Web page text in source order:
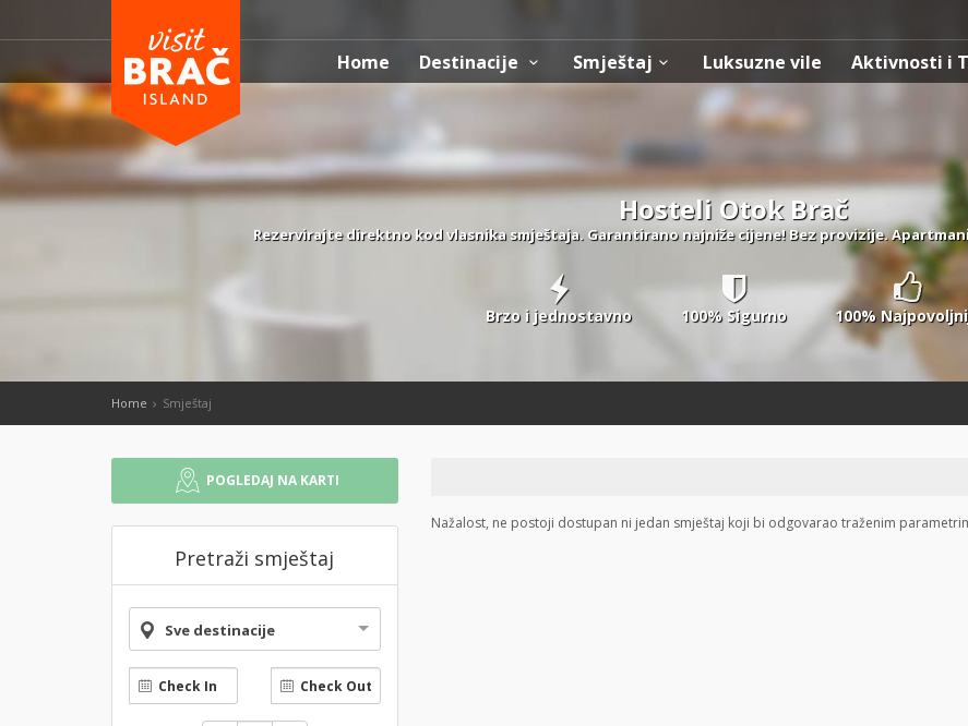
Home Destinacije Smještaj Luksuzne vile Aktivnosti i
Hosteli Otok Brač
Rezervirajte direktno kod vlasnika smještaja. Garantirano najniže cijene! Bez provizije.
Brzo i jednostavno 100% Sigurno 100%
Home Smještaj
POGLEDAJ NA KARTI
Pretraži smještaj
Sve destinacije
Nažalost, ne postoji dostupan ni jedan smještaj koji bi odgovarao traženim